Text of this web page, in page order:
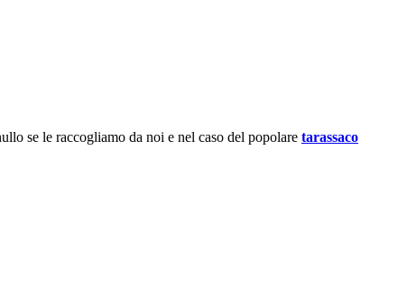
se le raccogliamo da noi e nel caso del popolare tarassaco